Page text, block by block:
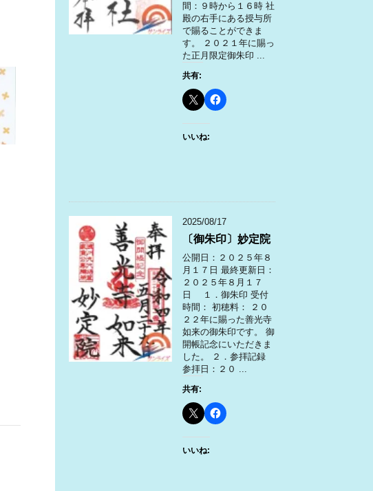
間：９時から１６時 社
殿の右手にある授与所
で賜ることができま
す。 ２０２１年に賜っ
た正月限定御朱印 ...
共有:
いいね:
2025/08/17
〔御朱印〕妙定院
公開日：２０２５年８
月１７日 最終更新日：
２０２５年８月１７
日 １．御朱印 受付
時間： 初穂料： ２０
２２年に賜った善光寺
如来の御朱印です。 御
開帳記念にいただきま
した。 ２．参拝記録
参拝日：２０ ...
共有:
いいね: